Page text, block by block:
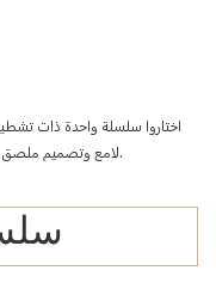
اختاروا سلسلة واحدة ذات
لامع وتصميم ملصق ذهبي.